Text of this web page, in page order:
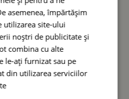
asemenea, împărtășim
utilizarea site-ului
noștri de publicitate și
combina cu alte
le-ați furnizat sau pe
din utilizarea serviciilor